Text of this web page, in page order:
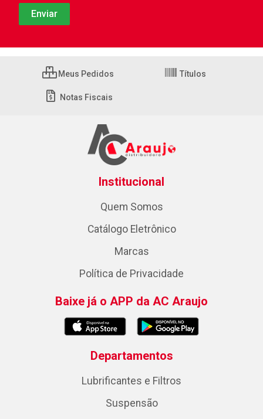
Meus Pedidos Títulos
Notas Fiscais
Institucional
Quem Somos
Catálogo Eletrônico
Marcas
Política de Privacidade
Baixe já o APP da AC Araujo
Departamentos
Lubrificantes e Filtros
Suspensão